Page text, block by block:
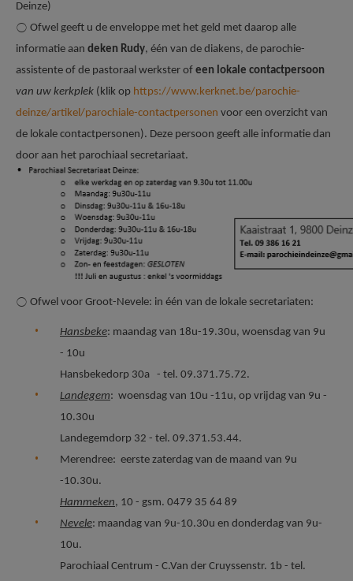
Deinze)
⃝ Ofwel geeft u de enveloppe met het geld met daarop alle
informatie aan deken Rudy, één van de diakens, de parochie-
assistente of de pastoraal werkster of een lokale contactpersoon
van uw kerkplek (klik op https://www.kerknet.be/parochie-
deinze/artikel/parochiale-contactpersonen voor een overzicht van
de lokale contactpersonen). Deze persoon geeft alle informatie dan
door aan het parochiaal secretariaat.
⃝ Ofwel voor Groot-Nevele: in één van de lokale secretariaten:
Hansbeke: maandag van 18u-19.30u, woensdag van 9u
- 10u
Hansbekedorp 30a - tel. 09.371.75.72.
Landegem: woensdag van 10u -11u, op vrijdag van 9u -
10.30u
Landegemdorp 32 - tel. 09.371.53.44.
Merendree: eerste zaterdag van de maand van 9u
-10.30u.
Hammeken, 10 - gsm. 0479 35 64 89
Nevele: maandag van 9u-10.30u en donderdag van 9u-
10u.
Parochiaal Centrum - C.Van der Cruyssenstr. 1b - tel.